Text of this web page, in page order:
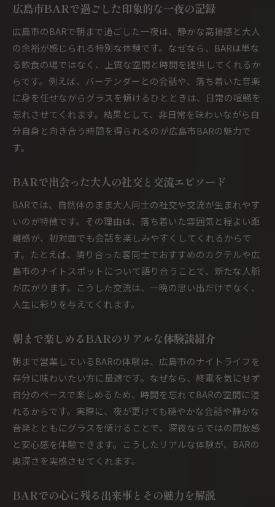
広島市BARで過ごした印象的な一夜の記録
広島市のBARで朝まで過ごした一夜は、静かな高揚感と大人
の余裕が感じられる特別な体験です。なぜなら、BARは単な
る飲食の場ではなく、上質な空間と時間を提供してくれるか
らです。例えば、バーテンダーとの会話や、落ち着いた音楽
に身を任せながらグラスを傾けるひとときは、日常の喧騒を
忘れさせてくれます。結果として、非日常を味わいながら自
分自身と向き合う時間を得られるのが広島市BARの魅力で
す。
BARで出会った大人の社交と交流エピソード
BARでは、自然体のまま大人同士の社交や交流が生まれやす
いのが特徴です。その理由は、落ち着いた雰囲気と程よい距
離感が、初対面でも会話を楽しみやすくしてくれるからで
す。たとえば、隣り合った客同士でおすすめのカクテルや広
島市のナイトスポットについて語り合うことで、新たな人脈
が広がります。こうした交流は、一晩の思い出だけでなく、
人生に彩りを与えてくれます。
朝まで楽しめるBARのリアルな体験談紹介
朝まで営業しているBARの体験は、広島市のナイトライフを
存分に味わいたい方に最適です。なぜなら、終電を気にせず
自分のペースで楽しめるため、時間を忘れてBARの空間に浸
れるからです。実際に、夜が更けても穏やかな会話や静かな
音楽とともにグラスを傾けることで、深夜ならではの開放感
と安心感を体験できます。こうしたリアルな体験が、BARの
奥深さを実感させてくれます。
BARでの心に残る出来事とその魅力を解説